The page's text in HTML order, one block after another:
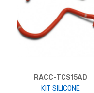
RACC-TCS15AD
KIT SILICONE